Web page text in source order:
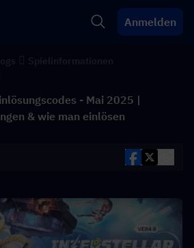
Anmelden
- Mai 2025 |
& wie man einlösen